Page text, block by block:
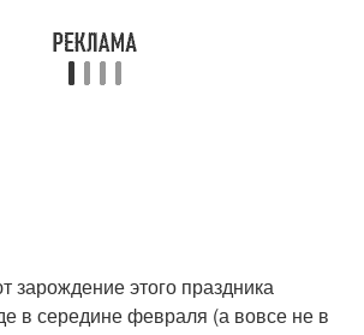
этого праздника
в середине февраля (а вовсе не в